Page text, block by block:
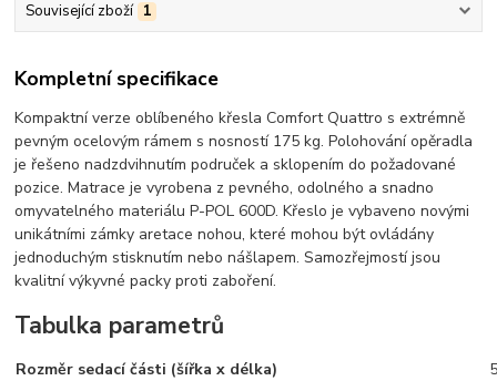
Související zboží 1
Kompletní specifikace
Kompaktní verze oblíbeného křesla Comfort Quattro s extrémně
pevným ocelovým rámem s nosností 175 kg. Polohování opěradla
je řešeno nadzdvihnutím područek a sklopením do požadované
pozice. Matrace je vyrobena z pevného, odolného a snadno
omyvatelného materiálu P-POL 600D. Křeslo je vybaveno novými
unikátními zámky aretace nohou, které mohou být ovládány
jednoduchým stisknutím nebo nášlapem. Samozřejmostí jsou
kvalitní výkyvné packy proti zaboření.
Tabulka parametrů
Rozměr sedací části (šířka x délka)